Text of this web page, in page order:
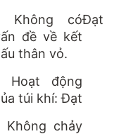
Không có
đề về kết
thân vỏ.
Hoạt động
túi khí: Đạt
Không chảy
Đạt